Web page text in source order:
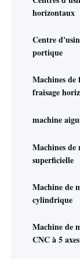
horizontaux
Centre
portique
Machines de
fraisage
machine
Machines
superficielle
Machine de
cylindrique
Machine de
CNC à 5 axes